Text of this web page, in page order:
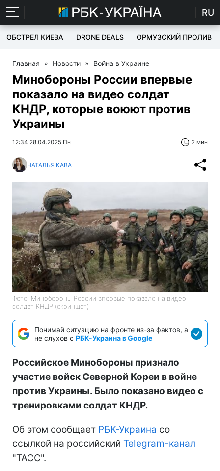
RU
ОБСТРЕЛ КИЕВА DRONE DEALS ОРМУЗСКИЙ ПРОЛИВ
Главная » Новости » Война в Украине
Минобороны России впервые
показало на видео солдат
КНДР, которые воюют против
Украины
12:34 28.04.2025 Пн 2 мин
НАТАЛЬЯ КАВА
Фото: Минобороны России впервые показало на видео
солдат КНДР (скриншот)
Понимай ситуацию на фронте из-за фактов, а
не слухов с РБК-Украина в Google
Российское Минобороны признало
участие войск Северной Кореи в войне
против Украины. Было показано видео с
тренировками солдат КНДР.
Об этом сообщает РБК-Украина со
ссылкой на российский Telegram-канал
"ТАСС".